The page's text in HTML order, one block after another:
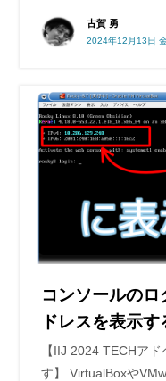
古賀 勇
2024年12月13日
コンソールの
ドレスを表示
【IIJ 2024 TECHア
す】 VirtualBoxや